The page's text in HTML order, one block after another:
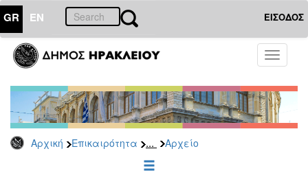
GR EN ΕΙΣΟΔΟΣ
Toggle
Αρχική Επικαιρότητα ... Αρχείο
ΕΠΙΚΑΙΡΟΤΗΤΑ
Διαβουλεύσεις
Αρχείο